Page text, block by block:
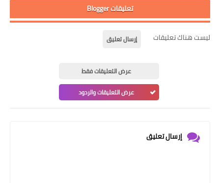
تعليقات Blogger
ليست هناك تعليقات إرسال تعليق
عرض التعليقات فقط
عرض التعليقات والردود
إرسال تعليق